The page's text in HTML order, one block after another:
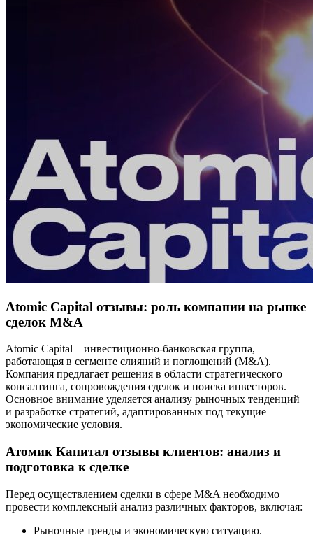
Atomic Capital отзывы: роль компании на рынке
сделок M&A
Atomic Capital – инвестиционно-банковская группа,
работающая в сегменте слияний и поглощений (M&A).
Компания предлагает решения в области стратегического
консалтинга, сопровождения сделок и поиска инвесторов.
Основное внимание уделяется анализу рыночных тенденций
и разработке стратегий, адаптированных под текущие
экономические условия.
Атомик Капитал отзывы клиентов: анализ и
подготовка к сделке
Перед осуществлением сделки в сфере M&A необходимо
провести комплексный анализ различных факторов, включая:
Рыночные тренды и экономическую ситуацию.